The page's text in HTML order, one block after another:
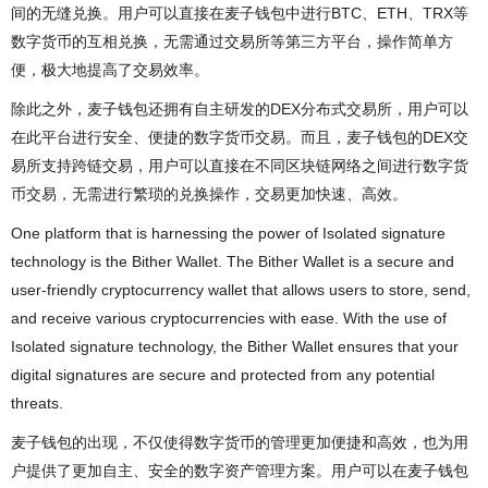
间的无缝兑换。用户可以直接在麦子钱包中进行BTC、ETH、TRX等
数字货币的互相兑换，无需通过交易所等第三方平台，操作简单方
便，极大地提高了交易效率。
除此之外，麦子钱包还拥有自主研发的DEX分布式交易所，用户可以
在此平台进行安全、便捷的数字货币交易。而且，麦子钱包的DEX交
易所支持跨链交易，用户可以直接在不同区块链网络之间进行数字货
币交易，无需进行繁琐的兑换操作，交易更加快速、高效。
One platform that is harnessing the power of Isolated signature
technology is the Bither Wallet. The Bither Wallet is a secure and
user-friendly cryptocurrency wallet that allows users to store, send,
and receive various cryptocurrencies with ease. With the use of
Isolated signature technology, the Bither Wallet ensures that your
digital signatures are secure and protected from any potential
threats.
麦子钱包的出现，不仅使得数字货币的管理更加便捷和高效，也为用
户提供了更加自主、安全的数字资产管理方案。用户可以在麦子钱包